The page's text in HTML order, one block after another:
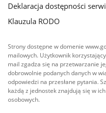
Deklaracja dostępności
Klauzula RODO
Strony dostępne w domenie
mailowych. Użytkownik
mail zgadza się na przetwarzanie
dobrowolnie podanych danych w
odpowiedzi na przesłane pytania.
każdą z jednostek znajdują się w
osobowych.